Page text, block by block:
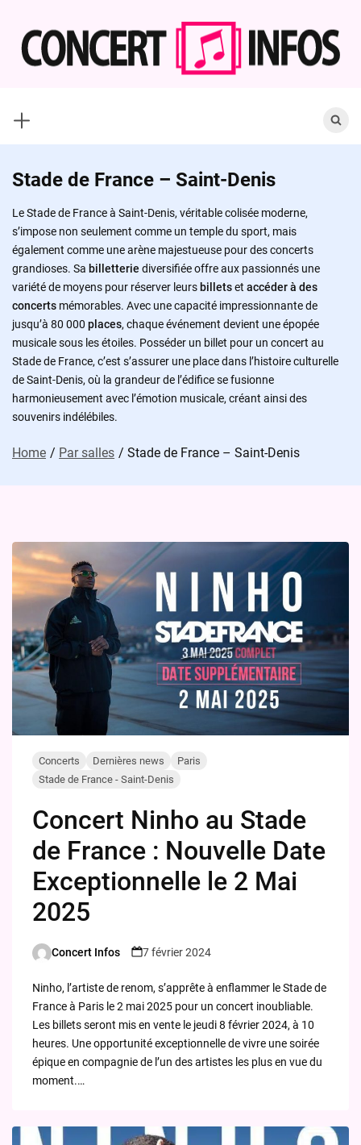
content
for:
Stade de France – Saint-Denis
Le Stade de France à Saint-Denis, véritable colisée moderne,
s’impose non seulement comme un temple du sport, mais
également comme une arène majestueuse pour des concerts
grandioses. Sa billetterie diversifiée offre aux passionnés une
variété de moyens pour réserver leurs billetset accéder à des
concerts mémorables. Avec une capacité impressionnante de
jusqu’à 80 000 places, chaque événement devient une épopée
musicale sous les étoiles. Posséder un billet pour un concert au
Stade de France, c’est s’assurer une place dans l’histoire culturelle
de Saint-Denis, où la grandeur de l’édifice se fusionne
harmonieusement avec l’émotion musicale, créant ainsi des
souvenirs indélébiles.
Home Par salles Stade de France – Saint-Denis
Concerts Dernières news
Paris
Stade de France - Saint-Denis
Concert Ninho au Stade
de France : Nouvelle Date
Exceptionnelle le 2 Mai
2025
Posted
Concert Infos 7 février 2024
Ninho, l’artiste de renom, s’apprête à enflammer le Stade de
France à Paris le 2 mai 2025 pour un concert inoubliable.
Les billets seront mis en vente le jeudi 8 février 2024, à 10
heures. Une opportunité exceptionnelle de vivre une soirée
épique en compagnie de l’un des artistes les plus en vue du
moment.…